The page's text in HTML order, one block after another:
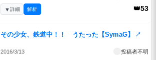
👑53
▼詳細 解析
その少女、鉄道中！！ うたった【SymaG】 ↗
2016/3/13 投稿者不明